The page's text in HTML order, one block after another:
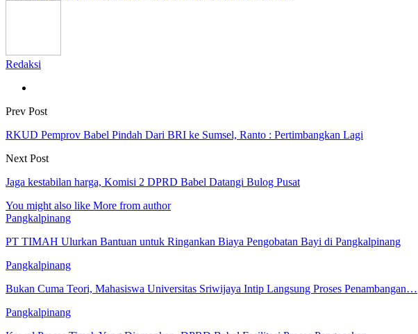
Redaksi
Prev Post
RKUD Pemprov Babel Pindah Dari BRI ke Sumsel, Ranto : Pertimbangkan Lagi
Next Post
Jaga kestabilan harga, Komisi 2 DPRD Babel Datangi Bulog Pusat
You might also like More from author
Pangkalpinang
PT TIMAH Ulurkan Bantuan untuk Ringankan Biaya Pengobatan Bayi di Pangkalpinang
Pangkalpinang
Bukan Cuma Teori, Mahasiswa Universitas Sriwijaya Intip Langsung Proses Penambangan…
Pangkalpinang